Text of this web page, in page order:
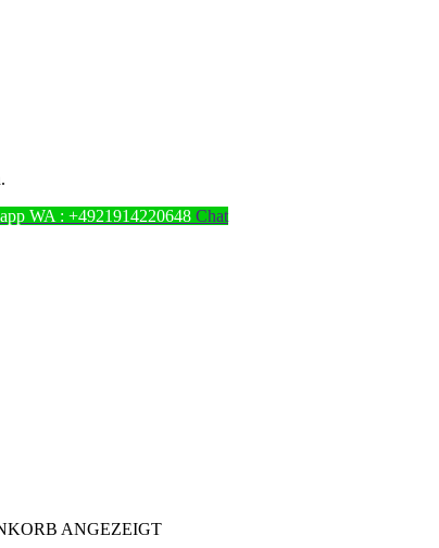
WA : +4921914220648 Chat
ANGEZEIGT